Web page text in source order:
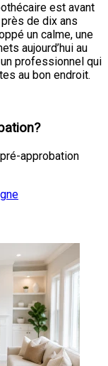
est avant
de dix ans
un calme, une
aujourd’hui au
professionnel qui
au bon endroit.
approbation